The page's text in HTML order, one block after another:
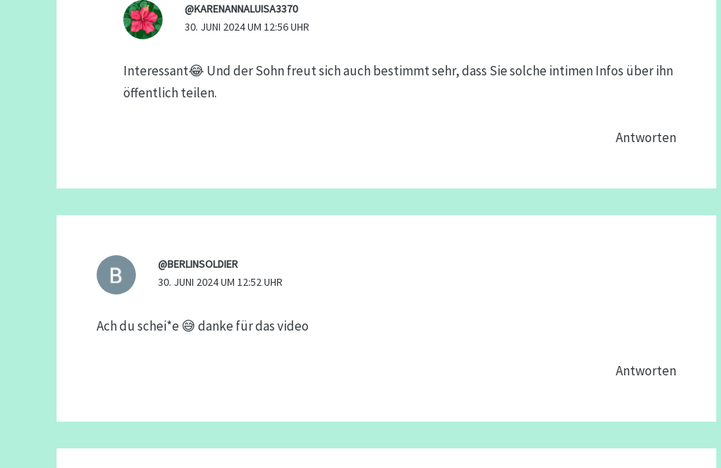
@KARENANNALUISA3370
30. JUNI 2024 UM 12:56 UHR
Interessant😂 Und der Sohn freut sich auch bestimmt sehr, dass Sie solche intimen Infos über ihn
öffentlich teilen.
Antworten
@BERLINSOLDIER
30. JUNI 2024 UM 12:52 UHR
Ach du schei*e 😅 danke für das video
Antworten